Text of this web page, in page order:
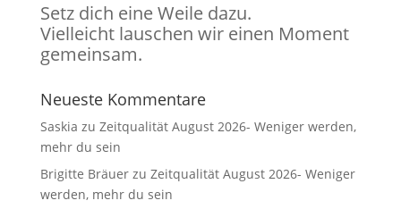
Setz dich eine Weile dazu.
Vielleicht lauschen wir einen Moment
gemeinsam.
Neueste Kommentare
Saskia zu Zeitqualität August 2026- Weniger werden,
mehr du sein
Brigitte Bräuerzu Zeitqualität August 2026- Weniger
werden, mehr du sein